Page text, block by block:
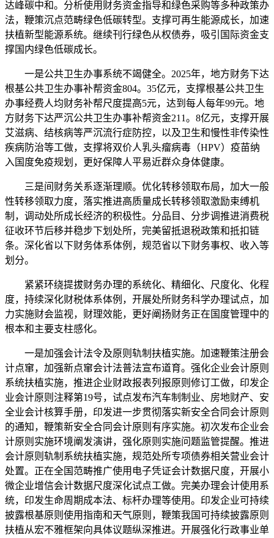
达峰碳中和。分析使用财务资金指导和绿色采购等多种政策办
法，鞭策沉点范畴绿色低碳转型。支撑可再生能源成长，加速
扶植新型能源系统。继续刊行绿色从权债券，吸引国际资金支
撑国内绿色低碳成长。
一是公共卫生办事系统不竭健全。2025年，地方财务下达
根基公共卫生办事补帮资金804。35亿元，支撑根基公共卫生
办事经费人均财务补帮尺度提高5元，达到每人每年99元。地
方财务下达严沉公共卫生办事补帮资金211。8亿元，支撑开展
艾滋病、结核病等严沉流行症防控，以及卫生和慢性非传染性
疾病防治等工做，支撑将双价人乳头瘤病毒（HPV）疫苗纳
入国度免疫规划，更好保障人平易近群众身体健康。
三是间财务关系逐渐理顺。优化转移领取布局，加大一般
性转移领取力度，落实推进高质量成长转移领取激励束缚机
制，调动处所成长经济的积极性。分品目、分步调推进消费税
征收环节后移并稳步下划处所，完美留抵退税政策和抵扣链
条。深化省以下财务体系体例，规范省以下财务事权、收入等
划分。
紧紧环绕提拔财务办理的系统化、精细化、尺度化、化程
度，持续深化财税体系体例，开展处所财务科学办理试点，加
力实施财会监视，财理效能，更好阐扬财务正在国度管理中的
根本和主要支柱感化。
一是加强会计法令及原则轨制扶植实施。加速鞭策注册会
计点窜，加强新点窜会计法普法宣布道育。强化企业会计原则
系统扶植实施，推进企业财政报表列报原则修订工做，印发企
业会计原则注释第19号，试点发布汽车制制业、房地财产、安
全业会计核算手册，印发进一步贯彻落实新安全合同会计原则
的通知，鞭策新安全合同会计原则有序实施。初次发布企业会
计原则实施环境阐发演讲，强化原则实施问题监管提醒。推进
会计原则轨制系统扶植实施，规范处所专项债券相关营业会计
处置。正在全国范畴推广使用电子凭证会计数据尺度，开展小
微企业增信会计数据尺度深化试点工做。完美办理会计使用系
统，印发生命周期成本法、标杆办理等使用。印发企业可持续
披露根基原则使用指南和天气原则，鞭策我国可持续披露原则
扶植从宏不雅框架向具体议题纵深推进。开展强化行政事业单